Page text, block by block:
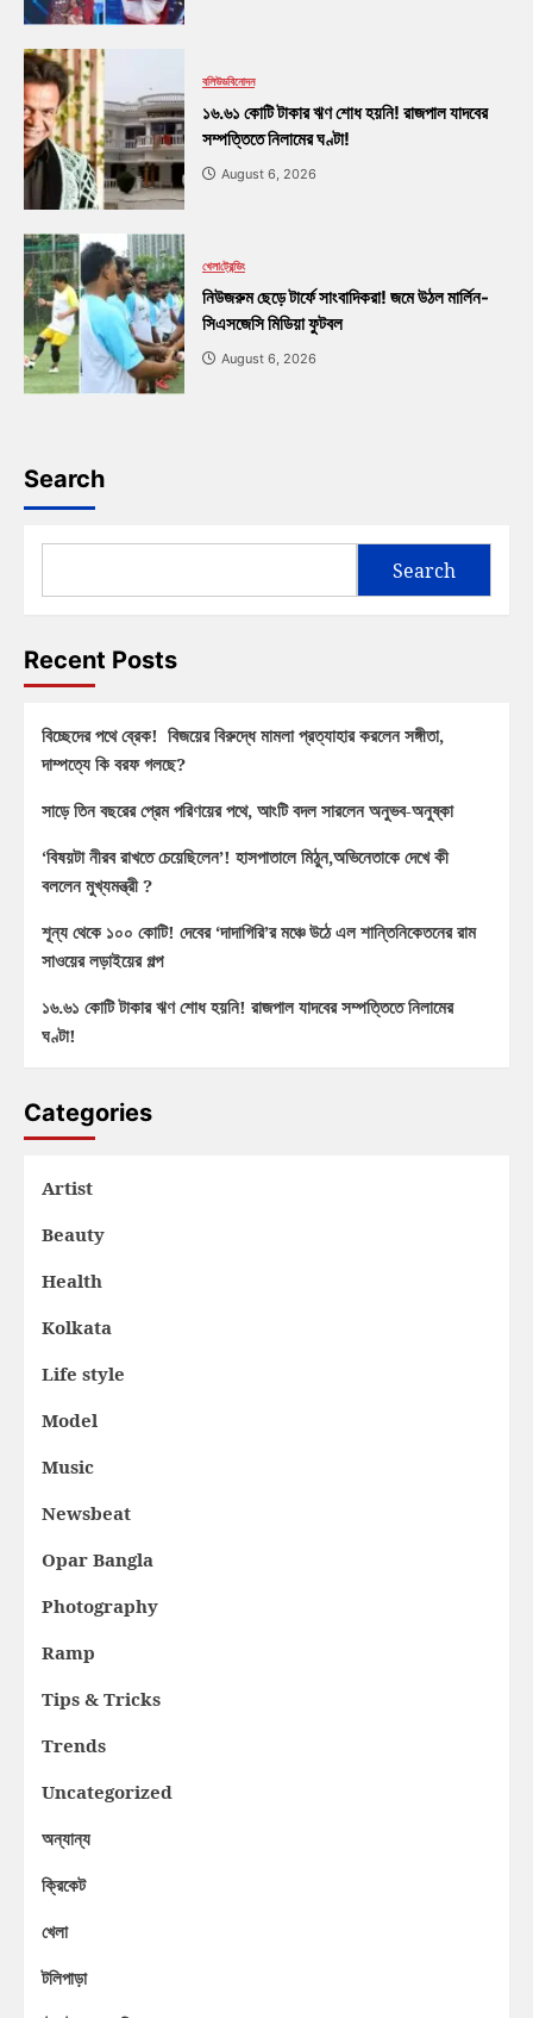
বলিউডবিনোদন
১৬.৬১ কোটি টাকার ঋণ শোধ হয়নি! রাজপাল যাদবের
সম্পত্তিতে নিলামের ঘণ্টা!
August 6, 2026
খেলাট্রেন্ডিং
নিউজরুম ছেড়ে টার্ফে সাংবাদিকরা! জমে উঠল মার্লিন-
সিএসজেসি মিডিয়া ফুটবল
August 6, 2026
Search
Search
Recent Posts
বিচ্ছেদের পথে ব্রেক! বিজয়ের বিরুদ্ধে মামলা প্রত্যাহার করলেন সঙ্গীতা,
দাম্পত্যে কি বরফ গলছে?
সাড়ে তিন বছরের প্রেম পরিণয়ের পথে, আংটি বদল সারলেন অনুভব-অনুষ্কা
‘বিষয়টা নীরব রাখতে চেয়েছিলেন’! হাসপাতালে মিঠুন,অভিনেতাকে দেখে কী
বললেন মুখ্যমন্ত্রী ?
শূন্য থেকে ১০০ কোটি! দেবের ‘দাদাগিরি’র মঞ্চে উঠে এল শান্তিনিকেতনের রাম
সাওয়ের লড়াইয়ের গল্প
১৬.৬১ কোটি টাকার ঋণ শোধ হয়নি! রাজপাল যাদবের সম্পত্তিতে নিলামের
ঘণ্টা!
Categories
Artist
Beauty
Health
Kolkata
Life style
Model
Music
Newsbeat
Opar Bangla
Photography
Ramp
Tips & Tricks
Trends
Uncategorized
অন্যান্য
ক্রিকেট
খেলা
টলিপাড়া